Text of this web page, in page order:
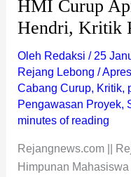
HMI Curup
Hendri, Kritik
Oleh Redaksi /25
Rejang Lebong /
Cabang Curup, Kritik,
Pengawasan Proyek,
minutes of reading
Rejangnews.com ||
Himpunan